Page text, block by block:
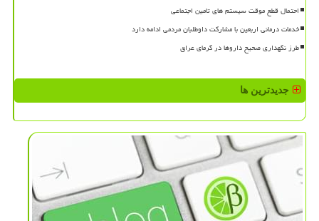
احتمال قطع موقت سیستم های تامین اجتماعی
خدمات درمانی اربعین با مشارکت داوطلبان مردمی ادامه دارد
طرز نگهداری صحیح داروها در گرمای عراق
جدیدترین ها